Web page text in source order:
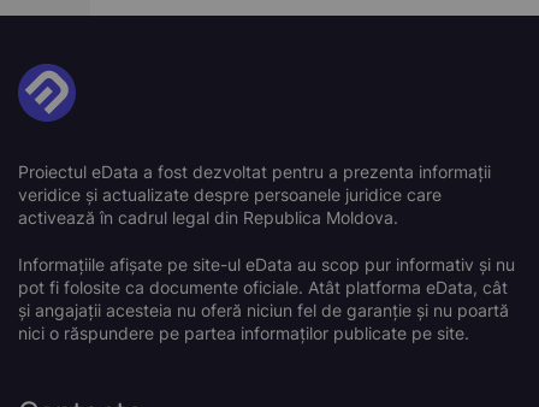
Proiectul eData a fost dezvoltat pentru a prezenta informații
veridice și actualizate despre persoanele juridice care
activează în cadrul legal din Republica Moldova.
Informațiile afișate pe site-ul eData au scop pur informativ și nu
pot fi folosite ca documente oficiale. Atât platforma eData, cât
și angajații acesteia nu oferă niciun fel de garanție și nu poartă
nici o răspundere pe partea informaților publicate pe site.